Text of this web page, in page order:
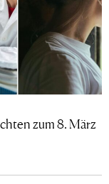
zum 8. März